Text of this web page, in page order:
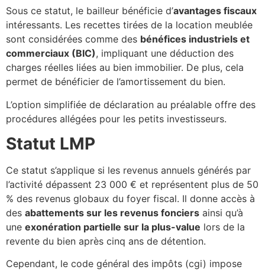
Sous ce statut, le bailleur bénéficie d’avantages fiscaux
intéressants. Les recettes tirées de la location meublée
sont considérées comme des bénéfices industriels et
commerciaux (BIC), impliquant une déduction des
charges réelles liées au bien immobilier. De plus, cela
permet de bénéficier de l’amortissement du bien.
L’option simplifiée de déclaration au préalable offre des
procédures allégées pour les petits investisseurs.
Statut LMP
Ce statut s’applique si les revenus annuels générés par
l’activité dépassent 23 000 € et représentent plus de 50
% des revenus globaux du foyer fiscal. Il donne accès à
des abattements sur les revenus fonciers ainsi qu’à
une exonération partielle sur la plus-value lors de la
revente du bien après cinq ans de détention.
Cependant, le code général des impôts (cgi) impose